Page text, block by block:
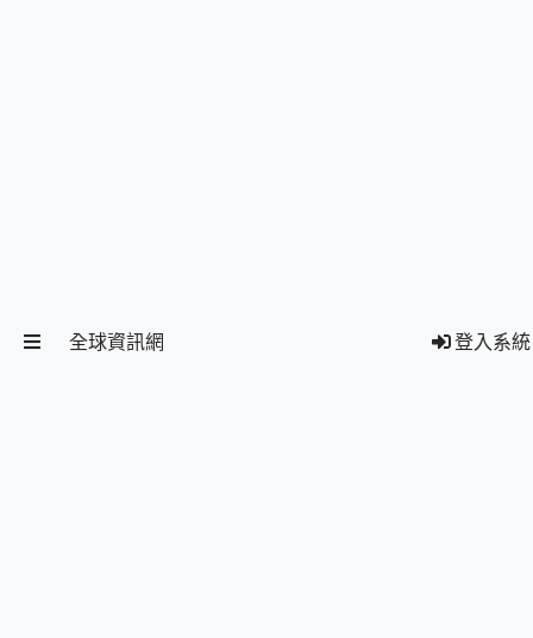
全球資訊網 登入系統